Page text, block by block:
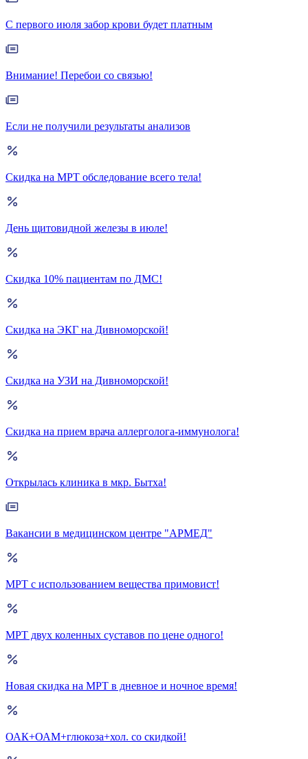
С первого июля забор крови будет платным
Внимание! Перебои со связью!
Если не получили результаты анализов
Скидка на МРТ обследование всего тела!
День щитовидной железы в июле!
Скидка 10% пациентам по ДМС!
Скидка на ЭКГ на Дивноморской!
Скидка на УЗИ на Дивноморской!
Скидка на прием врача аллерголога-иммунолога!
Открылась клиника в мкр. Бытха!
Вакансии в медицинском центре "АРМЕД"
МРТ с использованием вещества примовист!
МРТ двух коленных суставов по цене одного!
Новая скидка на МРТ в дневное и ночное время!
ОАК+ОАМ+глюкоза+хол. со скидкой!